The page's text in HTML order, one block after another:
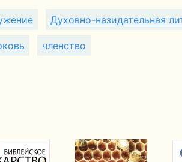
Духовно-назидательная
членство